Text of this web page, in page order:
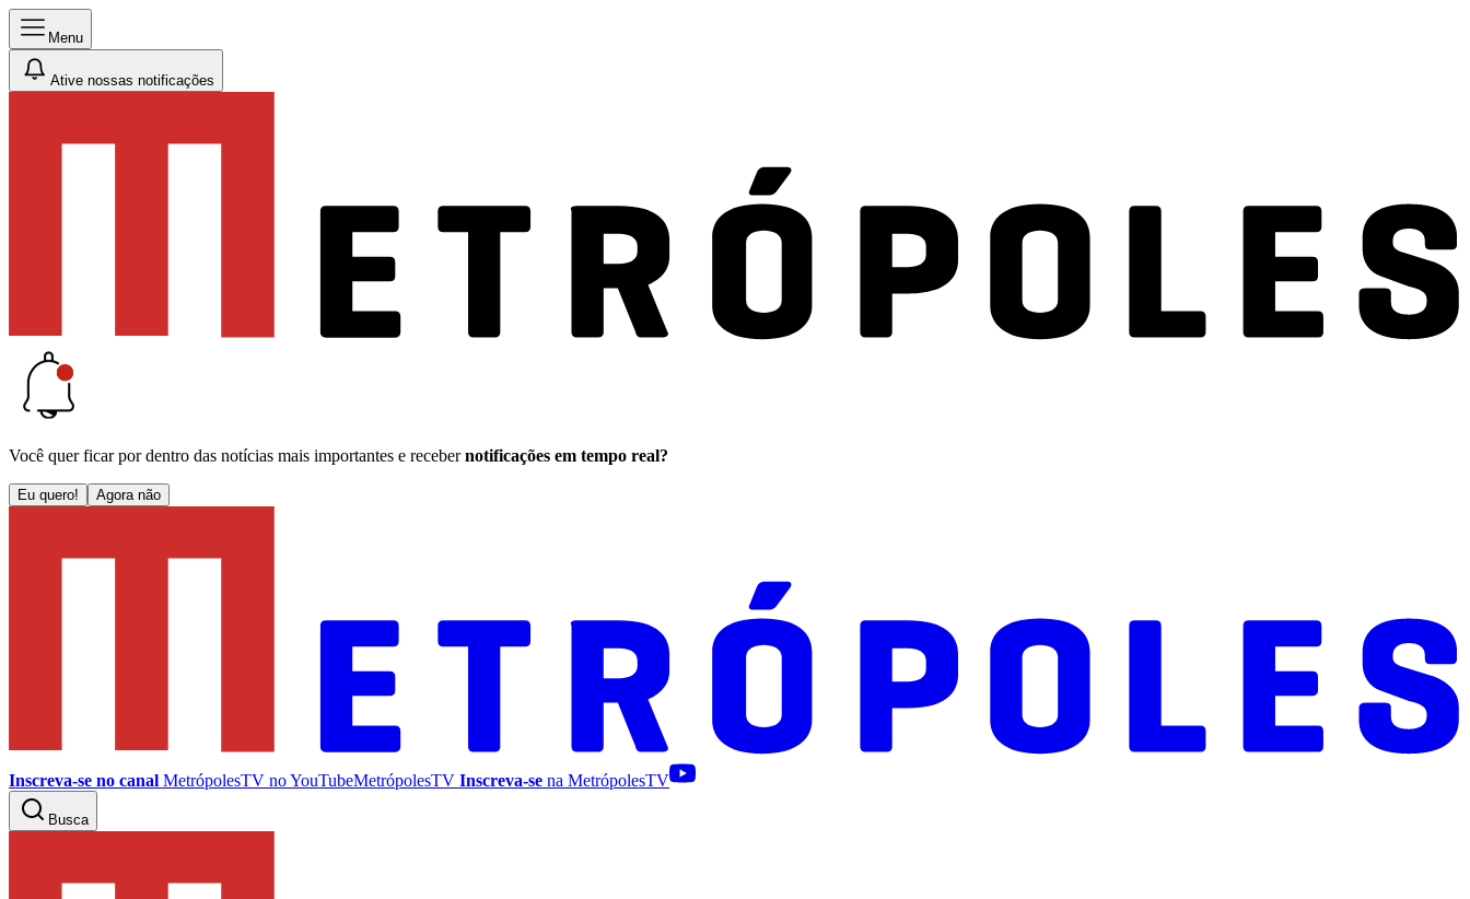
Menu
Ative nossas notificações
Você quer ficar por dentro das notícias mais importantes e receber notificações em tempo real?
Eu quero! Agora não
Inscreva-se no canal MetrópolesTV noYouTubeMetrópolesTV Inscreva-se na MetrópolesTV
Busca